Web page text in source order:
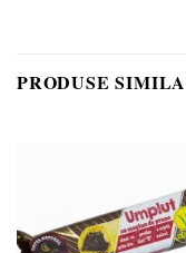
PRODUSE